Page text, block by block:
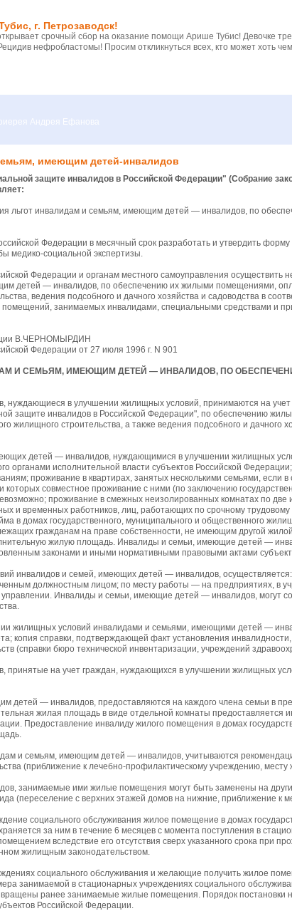
г. Петрозаводск!
срочный сбор на оказание помощи Арише Тубис! Девочке
нефробластомы! Просим откликнуться всех, кто может хоть
Андрея Ефанова
имеющим детей-инвалидов
защите инвалидов в Российской Федерации" (Собрание
льгот инвалидам и семьям, имеющим детей — инвалидов, по
Федерации в месячный срок разработать и утвердить
медико-социальной экспертизы.
Федерации и органам местного самоуправления
детей — инвалидов, по обеспечению их жилыми помещениями,
ведения подсобного и дачного хозяйства и садоводства в
занимаемых инвалидами, специальными средствами и
В.ЧЕРНОМЫРДИН
Федерации от 27 июля 1996 г. N 901
И СЕМЬЯМ, ИМЕЮЩИМ ДЕТЕЙ — ИНВАЛИДОВ, ПО
в улучшении жилищных условий, принимаются на
защите инвалидов в Российской Федерации", по обеспечению
жилищного строительства, а также ведения подсобного и дачного
детей — инвалидов, нуждающимися в улучшении жилищных
органами исполнительной власти субъектов Российской
проживание в квартирах, занятых несколькими семьями,
совместное проживание с ними (по заключению
проживание в смежных неизолированных комнатах по
и временных работников, лиц, работающих по срочному трудовому
в домах государственного, муниципального и общественного
гражданам на праве собственности, не имеющим другой
жилую площадь. Инвалиды и семьи, имеющие детей —
законами и иными нормативными правовыми актами
инвалидов и семей, имеющих детей — инвалидов,
должностным лицом; по месту работы — на предприятиях, в
Инвалиды и семьи, имеющие детей — инвалидов, могут
жилищных условий инвалидами и семьями, имеющими детей —
копия справки, подтверждающей факт установления
(справки бюро технической инвентаризации, учреждений
на учет граждан, нуждающихся в улучшении жилищных
— инвалидов, предоставляются на каждого члена семьи в
жилая площадь в виде отдельной комнаты предоставляется
Предоставление инвалиду жилого помещения в домах
и семьям, имеющим детей — инвалидов, учитываются
(приближение к лечебно-профилактическому учреждению, месту
занимаемые ими жилые помещения могут быть заменены на
(переселение с верхних этажей домов на нижние, приближение к
социального обслуживания жилое помещение в домах
за ним в течение 6 месяцев с момента поступления в
вследствие его отсутствия сверх указанного срока при
жилищным законодательством.
социального обслуживания и желающие получить жилое
занимаемой в стационарных учреждениях социального
ранее занимаемые жилые помещения. Порядок
Российской Федерации.